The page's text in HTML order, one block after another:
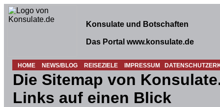
Konsulate und Botschaften
Das Portal www.konsulate.de
HOME NEWS/BLOG REISEZIELE IMPRESSUM
Die Sitemap von
Links auf einen Blick